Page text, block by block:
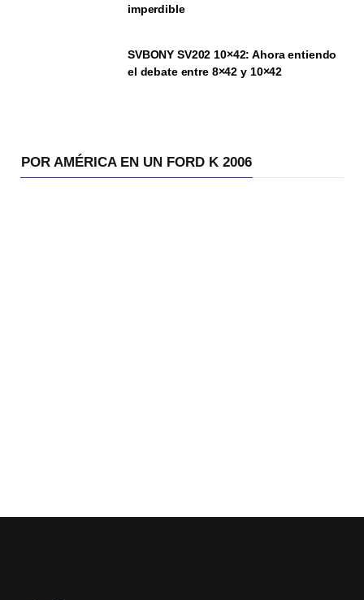
imperdible
SVBONY SV202 10×42: Ahora entiendo
el debate entre 8×42 y 10×42
POR AMÉRICA EN UN FORD K 2006